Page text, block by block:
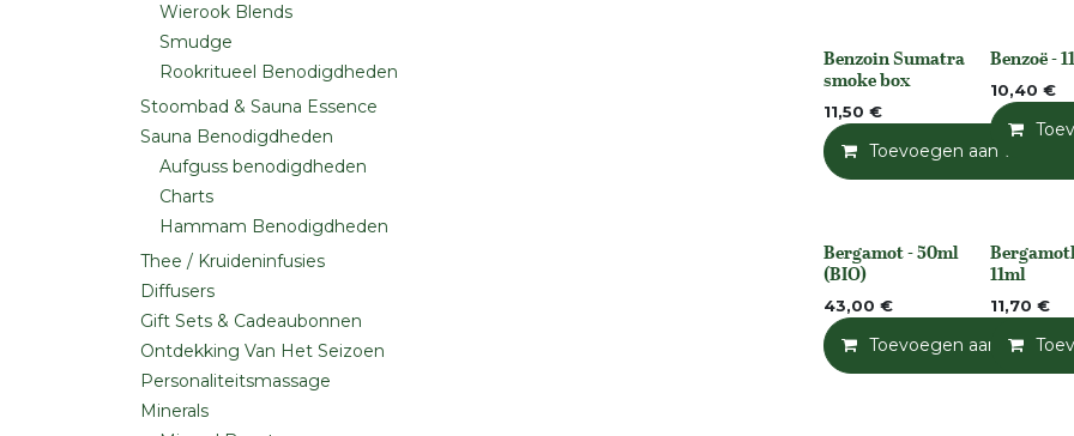
Wierook Blends
Smudge
Rookritueel Benodigdheden
Stoombad & Sauna Essence
Sauna Benodigdheden
Aufguss benodigdheden
Charts
Hammam Benodigdheden
Thee / Kruideninfusies
Diffusers
Gift Sets & Cadeaubonnen
Ontdekking Van Het Seizoen
Personaliteitsmassage
Minerals
None
Benzoin Sumatra
smoke box
11,50 €
Toevoegen aan
None
Benzoë -
10,40 €
None
Bergamot - 50ml
(BIO)
43,00 €
Toevoegen aan
None
11ml
11,70 €